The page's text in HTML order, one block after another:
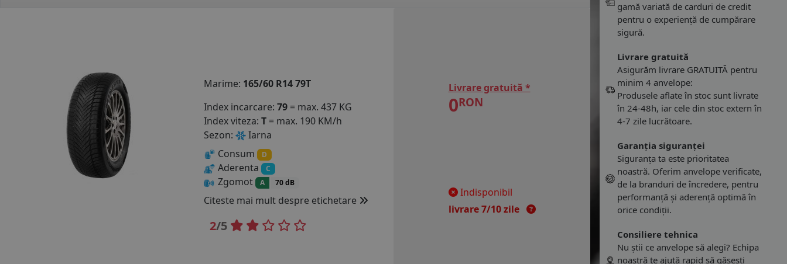
Marime: 165/60 R14 79T
Index incarcare: 79 = max. 437 KG
Index viteza: T = max. 190 KM/h
Sezon:
Iarna
Consum
D
Aderenta C
Zgomot A 70 dB
Citeste mai mult despre etichetare
2/5
Livrare gratuită *
0RON
Indisponibil
livrare 7/10 zile
gamă variată de carduri de credit
pentru o experiență de cumpărare
sigură.
Livrare gratuită
Asigurăm livrare GRATUITĂ pentru
minim 4 anvelope:
Produsele aflate în stoc sunt livrate
în 24-48h, iar cele din stoc extern în
4-7 zile lucrătoare.
Garanția siguranței
Siguranța ta este prioritatea
noastră. Oferim anvelope verificate,
de la branduri de încredere, pentru
performanță și aderență optimă în
orice condiții.
Consiliere tehnica
Nu știi ce anvelope să alegi? Echipa
noastră te ajută rapid să găsești